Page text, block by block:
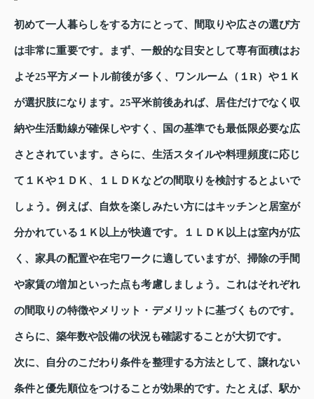
初めて一人暮らしをする方にとって、間取りや広さの選び方
は非常に重要です。まず、一般的な目安として専有面積はお
よそ25平方メートル前後が多く、ワンルーム（１R）や１Ｋ
が選択肢になります。25平米前後あれば、居住だけでなく収
納や生活動線が確保しやすく、国の基準でも最低限必要な広
さとされています。さらに、生活スタイルや料理頻度に応じ
て１Ｋや１ＤＫ、１ＬＤＫなどの間取りを検討するとよいで
しょう。例えば、自炊を楽しみたい方にはキッチンと居室が
分かれている１Ｋ以上が快適です。１ＬＤＫ以上は室内が広
く、家具の配置や在宅ワークに適していますが、掃除の手間
や家賃の増加といった点も考慮しましょう。これはそれぞれ
の間取りの特徴やメリット・デメリットに基づくものです。
さらに、築年数や設備の状況も確認することが大切です。
次に、自分のこだわり条件を整理する方法として、譲れない
条件と優先順位をつけることが効果的です。たとえば、駅か